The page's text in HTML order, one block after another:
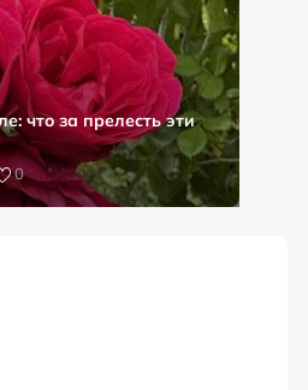
0
что за прелесть эти